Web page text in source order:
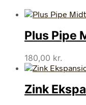
Plus Pipe
180,00 kr.
Zink